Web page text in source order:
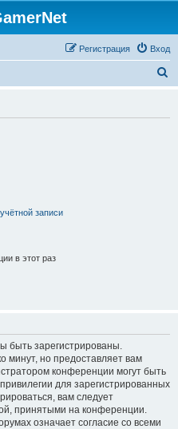
Вход
Регистрация
записи
в этот раз
зарегистрированы.
минут, но предоставляет вам
конференции могут быть
для зарегистрированных
вам следует
принятыми на конференции.
означает согласие со всеми